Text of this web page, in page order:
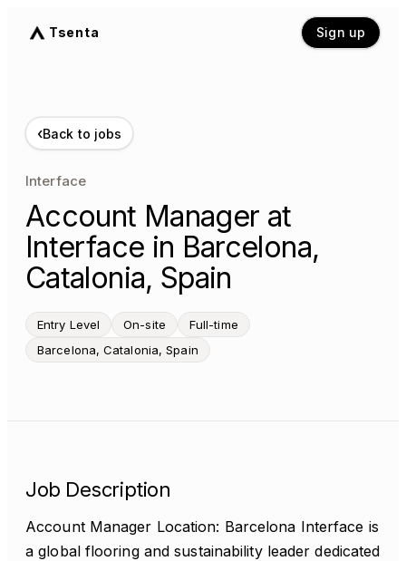
Tsenta Sign up
‹Back to jobs
Interface
Account Manager at
Interface in Barcelona,
Catalonia, Spain
Entry Level On-site
Full-time
Barcelona, Catalonia, Spain
Job Description
Account Manager Location: Barcelona Interface is
a global flooring and sustainability leader dedicated